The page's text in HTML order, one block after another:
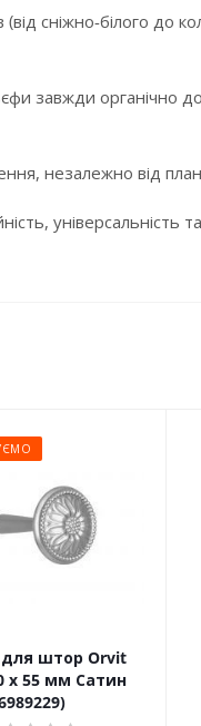
сніжно-білого до
завжди органічно
незалежно від
універсальність та
для штор Orvit
х 55 мм Сатин